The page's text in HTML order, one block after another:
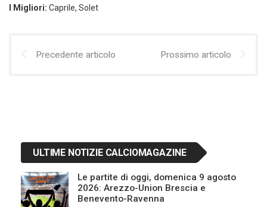
I Migliori: Caprile, Solet
Precedente articolo Prossimo articolo
ULTIME NOTIZIE CALCIOMAGAZINE
Le partite di oggi, domenica 9 agosto
2026: Arezzo-Union Brescia e
Benevento-Ravenna